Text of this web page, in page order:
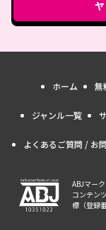
ホーム 無
ジャンル一覧
よくあるご質問 / お
ABJマー
コンテン
標（登録